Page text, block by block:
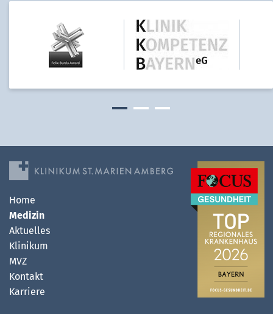
Home
Medizin
Aktuelles
Klinikum
MVZ
Kontakt
Karriere